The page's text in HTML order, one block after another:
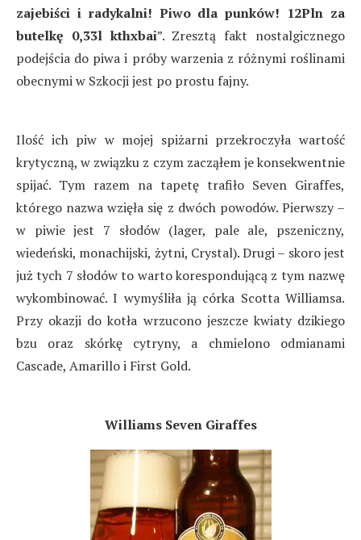
zajebiści i radykalni! Piwo dla punków! 12Pln za
butelkę 0,33l kthxbai”. Zresztą fakt nostalgicznego
podejścia do piwa i próby warzenia z różnymi roślinami
obecnymi w Szkocji jest po prostu fajny.
Ilość ich piw w mojej spiżarni przekroczyła wartość
krytyczną, w związku z czym zacząłem je konsekwentnie
spijać. Tym razem na tapetę trafiło Seven Giraffes,
którego nazwa wzięła się z dwóch powodów. Pierwszy –
w piwie jest 7 słodów (lager, pale ale, pszeniczny,
wiedeński, monachijski, żytni, Crystal). Drugi – skoro jest
już tych 7 słodów to warto korespondującą z tym nazwę
wykombinować. I wymyśliła ją córka Scotta Williamsa.
Przy okazji do kotła wrzucono jeszcze kwiaty dzikiego
bzu oraz skórkę cytryny, a chmielono odmianami
Cascade, Amarillo i First Gold.
Williams Seven Giraffes